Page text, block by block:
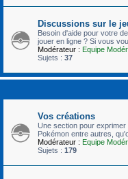
Discussions sur le
Besoin d'aide pour votre
jouer en ligne ? Si vous
Modérateur : Equipe
Sujets : 37
Vos créations
Une section pour
Pokémon entre autres,
Modérateur : Equipe
Sujets : 179